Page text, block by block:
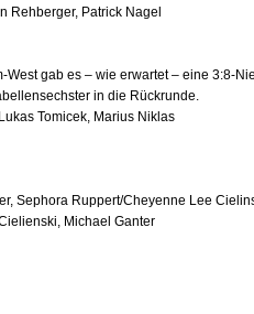
Rehberger, Patrick Nagel
gab es – wie erwartet – eine 3:8-
in die Rückrunde.
Tomicek, Marius Niklas
Sephora Ruppert/Cheyenne Lee
Michael Ganter